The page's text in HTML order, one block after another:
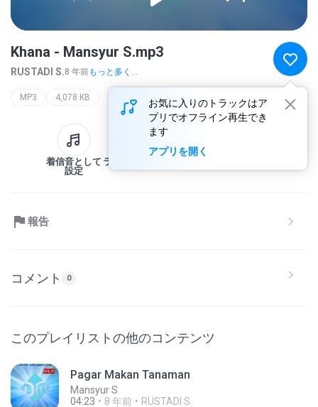
お気に入りのトラックはア
プリでオフライン再生でき
ます
アプリを開く
Khana - Mansyur S.mp3
RUSTADI S.8 年前もっと多く...
MP3 4,078 KB
着信音として
設定
ライブラリへ
報告
コメント 0
このプレイリストの他のコンテンツ
Pagar Makan Tanaman
Mansyur S
04:23
8 年前 RUSTADI S.